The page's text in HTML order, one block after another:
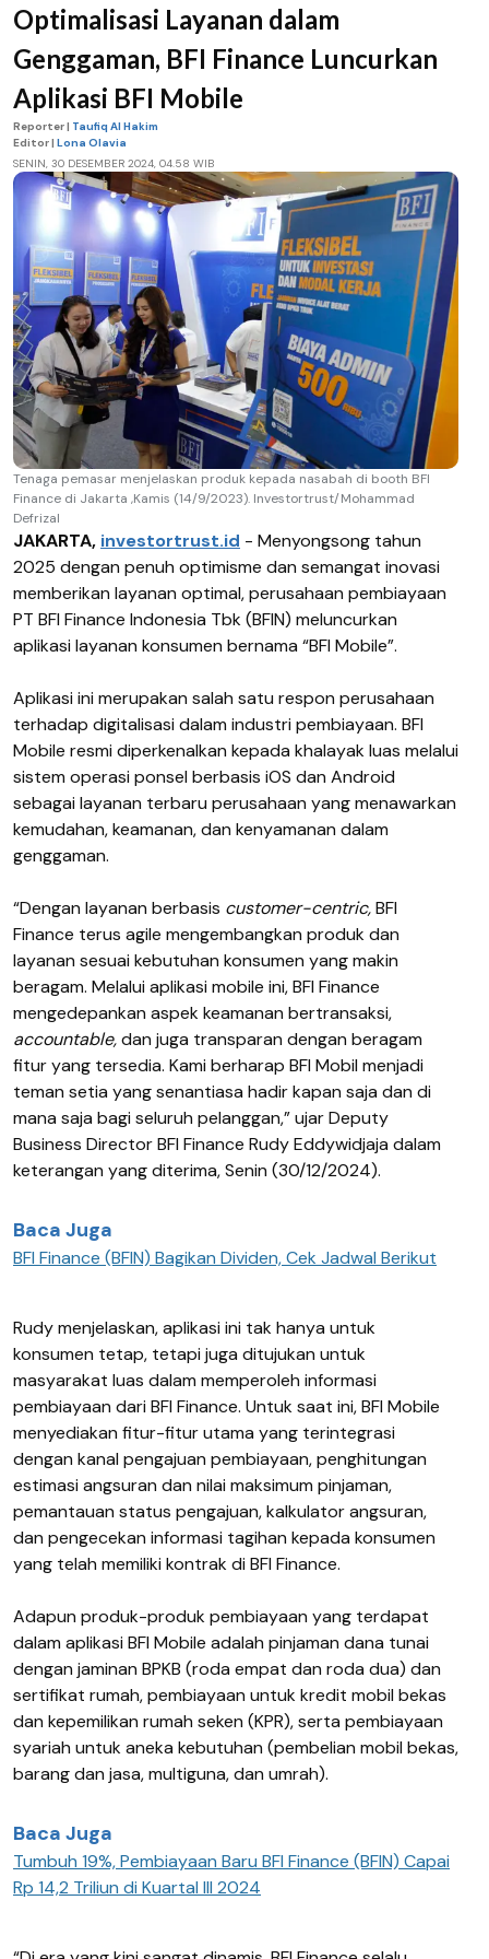
Optimalisasi Layanan dalam
Genggaman, BFI Finance Luncurkan
Aplikasi BFI Mobile
Reporter | Taufiq Al Hakim
Editor | Lona Olavia
SENIN, 30 DESEMBER 2024, 04.58 WIB
Tenaga pemasar menjelaskan produk kepada nasabah di booth BFI
Finance di Jakarta ,Kamis (14/9/2023). Investortrust/Mohammad
Defrizal
JAKARTA, investortrust.id - Menyongsong tahun
2025 dengan penuh optimisme dan semangat inovasi
memberikan layanan optimal, perusahaan pembiayaan
PT BFI Finance Indonesia Tbk (BFIN) meluncurkan
aplikasi layanan konsumen bernama “BFI Mobile”.
Aplikasi ini merupakan salah satu respon perusahaan
terhadap digitalisasi dalam industri pembiayaan. BFI
Mobile resmi diperkenalkan kepada khalayak luas melalui
sistem operasi ponsel berbasis iOS dan Android
sebagai layanan terbaru perusahaan yang menawarkan
kemudahan, keamanan, dan kenyamanan dalam
genggaman.
“Dengan layanan berbasis customer-centric,BFI
Finance terus agile mengembangkan produk dan
layanan sesuai kebutuhan konsumen yang makin
beragam. Melalui aplikasi mobile ini, BFI Finance
mengedepankan aspek keamanan bertransaksi,
accountable,dan juga transparan dengan beragam
fitur yang tersedia. Kami berharap BFI Mobil menjadi
teman setia yang senantiasa hadir kapan saja dan di
mana saja bagi seluruh pelanggan,” ujar Deputy
Business Director BFI Finance Rudy Eddywidjaja dalam
keterangan yang diterima, Senin (30/12/2024).
Baca Juga
BFI Finance (BFIN) Bagikan Dividen, Cek Jadwal Berikut
Rudy menjelaskan, aplikasi ini tak hanya untuk
konsumen tetap, tetapi juga ditujukan untuk
masyarakat luas dalam memperoleh informasi
pembiayaan dari BFI Finance. Untuk saat ini, BFI Mobile
menyediakan fitur-fitur utama yang terintegrasi
dengan kanal pengajuan pembiayaan, penghitungan
estimasi angsuran dan nilai maksimum pinjaman,
pemantauan status pengajuan, kalkulator angsuran,
dan pengecekan informasi tagihan kepada konsumen
yang telah memiliki kontrak di BFI Finance.
Adapun produk-produk pembiayaan yang terdapat
dalam aplikasi BFI Mobile adalah pinjaman dana tunai
dengan jaminan BPKB (roda empat dan roda dua) dan
sertifikat rumah, pembiayaan untuk kredit mobil bekas
dan kepemilikan rumah seken (KPR), serta pembiayaan
syariah untuk aneka kebutuhan (pembelian mobil bekas,
barang dan jasa, multiguna, dan umrah).
Baca Juga
Tumbuh 19%, Pembiayaan Baru BFI Finance (BFIN) Capai
Rp 14,2 Triliun di Kuartal III 2024